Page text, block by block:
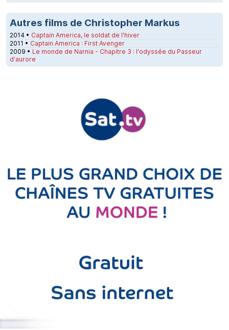
Autres films de Christopher Markus
2014 • Captain America, le soldat de l'hiver
2011 • Captain America : First Avenger
2009 • Le monde de Narnia - Chapitre 3 : l'odyssée du Passeur
d'aurore